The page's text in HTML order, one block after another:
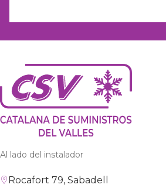
Al lado del instalador
Rocafort 79, Sabadell